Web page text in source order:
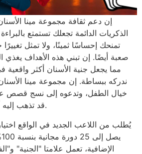
إن دعم ثقافة مجموعة مينا
الذكريات الدائمة تجعلك تستمتع
تمنحك إحساسًا ثمينًا، ولا تمثل
صعبة أيضًا. إن تبني هذه الأهداف يغذي
مما يجعل جنية الأسنان أكثر واقعية
ندركه ببساطة. إن مجموعة مينا
خيال الطفل، وتدعوه إلى نسج قصص
قد تذهب إليه أسنانه البيضاء المفقودة.
يُطلب من اللاعب الجديد في الواقع
الإضافية، تعمل علامتا "الجنية"